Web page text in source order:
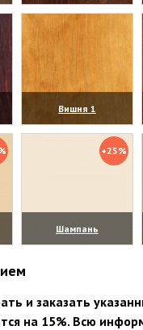
(увеличить)
Вишня 1
(увеличить)
+25%
Шампань
(увеличить)
и заказать
на 15%. Всю